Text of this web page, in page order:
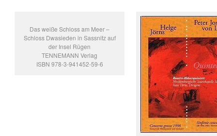
Das weiße Schloss am Meer –
Schloss Dwasieden in Sassnitz auf
der Insel Rügen
TENNEMANN Verlag
ISBN 978-3-941452-59-6